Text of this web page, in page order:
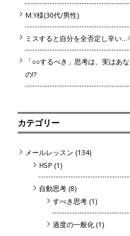
M.Y様(30代/男性)
ミスすると自分を全否定し辛い…
「○○するべき」思考は、実はあ
の!?
カテゴリー
メールレッスン (134)
HSP (1)
自動思考 (8)
すべき思考 (1)
過度の一般化 (1)